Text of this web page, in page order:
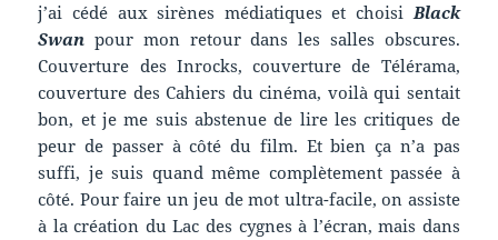
j’ai cédé aux sirènes médiatiques et choisiBlack
Swan pour mon retour dans les salles obscures.
Couverture des Inrocks, couverture de Télérama,
couverture des Cahiers du cinéma, voilà qui sentait
bon, et je me suis abstenue de lire les critiques de
peur de passer à côté du film. Et bien ça n’a pas
suffi, je suis quand même complètement passée à
côté. Pour faire un jeu de mot ultra-facile, on assiste
à la création du Lac des cygnes à l’écran, mais dans